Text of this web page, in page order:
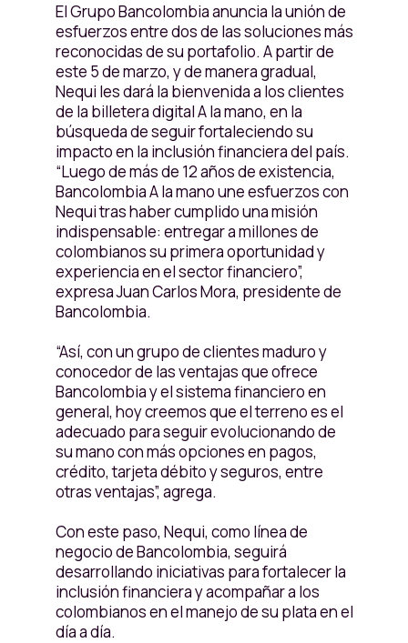
El Grupo Bancolombia anuncia la unión de
esfuerzos entre dos de las soluciones más
reconocidas de su portafolio. A partir de
este 5 de marzo, y de manera gradual,
Nequi les dará la bienvenida a los clientes
de la billetera digital A la mano, en la
búsqueda de seguir fortaleciendo su
impacto en la inclusión financiera del país.
“Luego de más de 12 años de existencia,
Bancolombia A la mano une esfuerzos con
Nequi tras haber cumplido una misión
indispensable: entregar a millones de
colombianos su primera oportunidad y
experiencia en el sector financiero”,
expresa Juan Carlos Mora, presidente de
Bancolombia.
“Así, con un grupo de clientes maduro y
conocedor de las ventajas que ofrece
Bancolombia y el sistema financiero en
general, hoy creemos que el terreno es el
adecuado para seguir evolucionando de
su mano con más opciones en pagos,
crédito, tarjeta débito y seguros, entre
otras ventajas”, agrega.
Con este paso, Nequi, como línea de
negocio de Bancolombia, seguirá
desarrollando iniciativas para fortalecer la
inclusión financiera y acompañar a los
colombianos en el manejo de su plata en el
día a día.